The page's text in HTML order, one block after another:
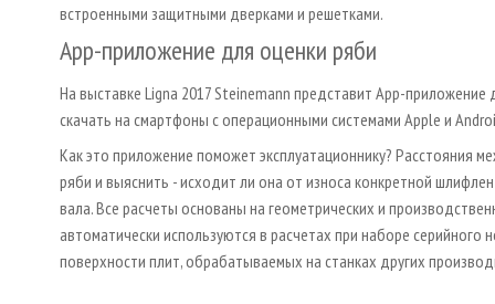
встроенными защитными дверками и решетками.
App-приложение для оценки ряби
На выставке Ligna 2017 Steinemann представит Арр-
скачать на смартфоны с операционными системами Apple и
Как это приложение поможет эксплуатационнику? Расстояния
ряби и выяснить - исходит ли она от износа конкретной
вала. Все расчеты основаны на геометрических и
автоматически используются в расчетах при наборе
поверхности плит, обрабатываемых на станках других